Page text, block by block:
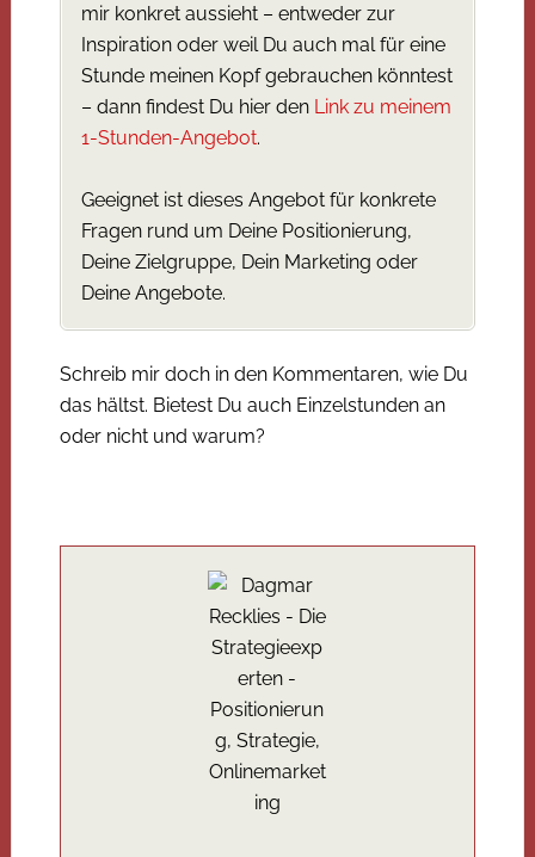
mir konkret aussieht – entweder zur
Inspiration oder weil Du auch mal für eine
Stunde meinen Kopf gebrauchen könntest
– dann findest Du hier den Link zu meinem
1-Stunden-Angebot.
Geeignet ist dieses Angebot für konkrete
Fragen rund um Deine Positionierung,
Deine Zielgruppe, Dein Marketing oder
Deine Angebote.
Schreib mir doch in den Kommentaren, wie Du
das hältst. Bietest Du auch Einzelstunden an
oder nicht und warum?